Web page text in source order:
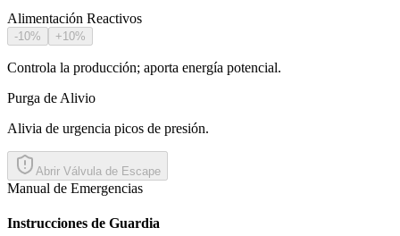
Alimentación Reactivos
-10% +10%
Controla la producción; aporta energía potencial.
Purga de Alivio
Alivia de urgencia picos de presión.
Abrir Válvula de Escape
Manual de Emergencias
Instrucciones de Guardia